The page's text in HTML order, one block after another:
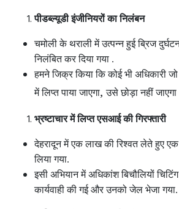
पीडब्ल्यूडी इंजीनियरों का निलंबन
चमोली के थराली में उत्पन्न हुई ब्रिज
निलंबित कर दिया गया .
हमने जिक्र किया कि कोई भी अधिकारी जो
में लिप्त पाया जाएगा,उसे छोड़ा नहीं जाएगा
भ्रष्टाचार में लिप्त एसआई की गिरफ्तारी
देहरादून में एक लाख की रिश्वत लेते हुए
लिया गया.
इसी अभियान में अधिकांश बिचौलियों
कार्यवाही की गई और उनको जेल भेजा गया.